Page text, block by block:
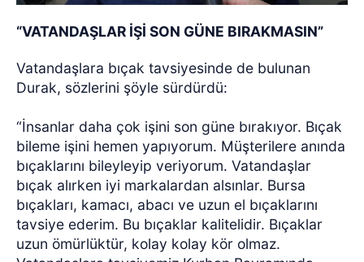
“VATANDAŞLAR İŞİ SON GÜNE BIRAKMASIN”
Vatandaşlara bıçak tavsiyesinde de bulunan
Durak, sözlerini şöyle sürdürdü:
“İnsanlar daha çok işini son güne bırakıyor. Bıçak
bileme işini hemen yapıyorum. Müşterilere anında
bıçaklarını bileyleyip veriyorum. Vatandaşlar
bıçak alırken iyi markalardan alsınlar. Bursa
bıçakları, kamacı, abacı ve uzun el bıçaklarını
tavsiye ederim. Bu bıçaklar kalitelidir. Bıçaklar
uzun ömürlüktür, kolay kolay kör olmaz.